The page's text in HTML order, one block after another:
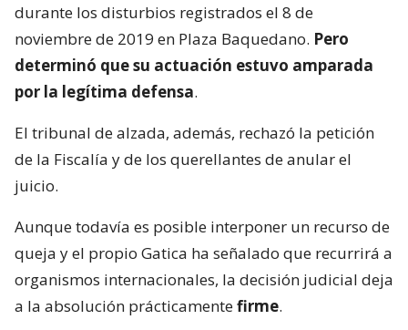
durante los disturbios registrados el 8 de
noviembre de 2019 en Plaza Baquedano. Pero
determinó que su actuación estuvo amparada
por la legítima defensa.
El tribunal de alzada, además, rechazó la petición
de la Fiscalía y de los querellantes de anular el
juicio.
Aunque todavía es posible interponer un recurso de
queja y el propio Gatica ha señalado que recurrirá a
organismos internacionales, la decisión judicial deja
a la absolución prácticamentefirme.